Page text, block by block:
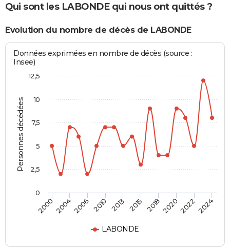
Qui sont les LABONDE qui nous ont quittés ?
Evolution du nombre de décès de LABONDE
Personnes décédées
Données exprimées en nombre de décès (source :
Insee)
LABONDE
200020042006 2010 2013 2015 2018202020222024
0
2,5
5
7,5
10
12,5